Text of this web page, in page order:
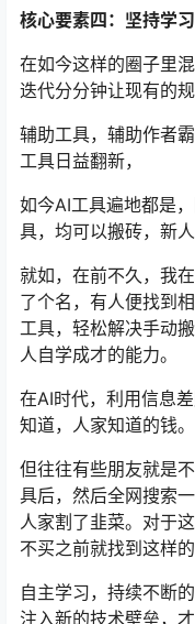
核心要素四：坚持学
在如今这样的圈子里
迭代分分钟让现有的规
辅助工具，辅助作者
工具日益翻新，
如今AI工具遍地都是
具，均可以搬砖，新
就如，在前不久，我
了个名，有人便找到
工具，轻松解决手动
人自学成才的能力。
在AI时代，利用信息
知道，人家知道的钱。
但往往有些朋友就是
具后，然后全网搜索
人家割了韭菜。对于
不买之前就找到这样
自主学习，持续不断
注入新的技术壁垒，